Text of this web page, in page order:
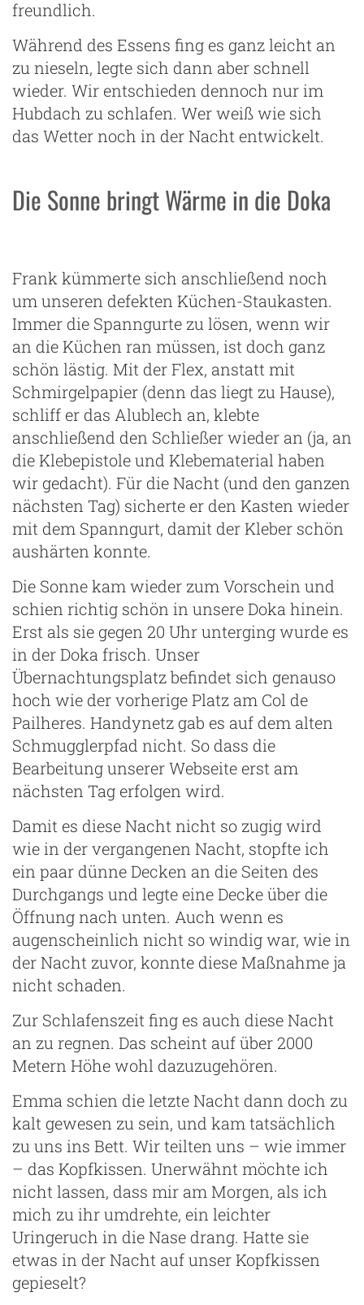
freundlich.
Während des Essens fing es ganz leicht an
zu nieseln, legte sich dann aber schnell
wieder. Wir entschieden dennoch nur im
Hubdach zu schlafen. Wer weiß wie sich
das Wetter noch in der Nacht entwickelt.
Die Sonne bringt Wärme in die Doka
Frank kümmerte sich anschließend noch
um unseren defekten Küchen-Staukasten.
Immer die Spanngurte zu lösen, wenn wir
an die Küchen ran müssen, ist doch ganz
schön lästig. Mit der Flex, anstatt mit
Schmirgelpapier (denn das liegt zu Hause),
schliff er das Alublech an, klebte
anschließend den Schließer wieder an (ja, an
die Klebepistole und Klebematerial haben
wir gedacht). Für die Nacht (und den ganzen
nächsten Tag) sicherte er den Kasten wieder
mit dem Spanngurt, damit der Kleber schön
aushärten konnte.
Die Sonne kam wieder zum Vorschein und
schien richtig schön in unsere Doka hinein.
Erst als sie gegen 20 Uhr unterging wurde es
in der Doka frisch. Unser
Übernachtungsplatz befindet sich genauso
hoch wie der vorherige Platz am Col de
Pailheres. Handynetz gab es auf dem alten
Schmugglerpfad nicht. So dass die
Bearbeitung unserer Webseite erst am
nächsten Tag erfolgen wird.
Damit es diese Nacht nicht so zugig wird
wie in der vergangenen Nacht, stopfte ich
ein paar dünne Decken an die Seiten des
Durchgangs und legte eine Decke über die
Öffnung nach unten. Auch wenn es
augenscheinlich nicht so windig war, wie in
der Nacht zuvor, konnte diese Maßnahme ja
nicht schaden.
Zur Schlafenszeit fing es auch diese Nacht
an zu regnen. Das scheint auf über 2000
Metern Höhe wohl dazuzugehören.
Emma schien die letzte Nacht dann doch zu
kalt gewesen zu sein, und kam tatsächlich
zu uns ins Bett. Wir teilten uns – wie immer
– das Kopfkissen. Unerwähnt möchte ich
nicht lassen, dass mir am Morgen, als ich
mich zu ihr umdrehte, ein leichter
Uringeruch in die Nase drang. Hatte sie
etwas in der Nacht auf unser Kopfkissen
gepieselt?